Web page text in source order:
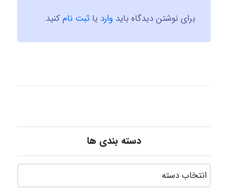
برای نوشتن دیدگاه باید وارد یا ثبت نامکنید.
دسته بندی ها